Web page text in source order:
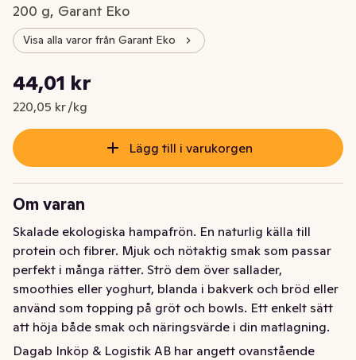
200 g, Garant Eko
Visa alla varor från Garant Eko
Nuvarande pris är: 44,01 kr
44,01 kr
220,05 kr /kg
Styckpris: 220,05 kr /kg
Lägg till i varukorgen
Om varan
Skalade ekologiska hampafrön. En naturlig källa till
protein och fibrer. Mjuk och nötaktig smak som passar
perfekt i många rätter. Strö dem över sallader,
smoothies eller yoghurt, blanda i bakverk och bröd eller
använd som topping på gröt och bowls. Ett enkelt sätt
att höja både smak och näringsvärde i din matlagning.
200 gram.
Dagab Inköp & Logistik AB har angett ovanstående